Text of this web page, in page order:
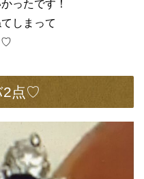
ったです！
しまって
♡
2点♡